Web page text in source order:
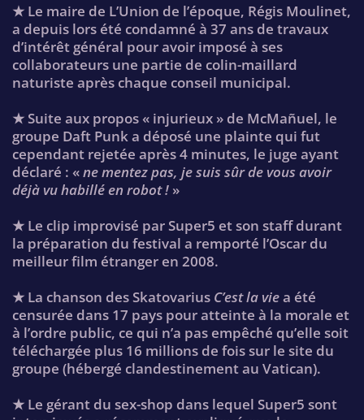
★ Le maire de L’Union de l’époque, Régis Moulinet,
a depuis lors été condamné à 37 ans de travaux
d’intérêt général pour avoir imposé à ses
collaborateurs une partie de colin-maillard
naturiste après chaque conseil municipal.
★ Suite aux propos « injurieux » de McMañuel, le
groupe Daft Punk a déposé une plainte qui fut
cependant rejetée après 4 minutes, le juge ayant
déclaré : «ne mentez pas, je suis sûr de vous avoir
déjà vu habillé en robot ! »
★ Le clip improvisé par Super5 et son staff durant
la préparation du festival a remporté l’Oscar du
meilleur film étranger en 2008.
★ La chanson des Skatovarius C’est la viea été
censurée dans 17 pays pour atteinte à la morale et
à l’ordre public, ce qui n’a pas empêché qu’elle soit
téléchargée plus 16 millions de fois sur le site du
groupe (hébergé clandestinement au Vatican).
★ Le gérant du sex-shop dans lequel Super5 sont